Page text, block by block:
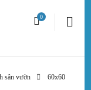
0
sân vườn 60x60